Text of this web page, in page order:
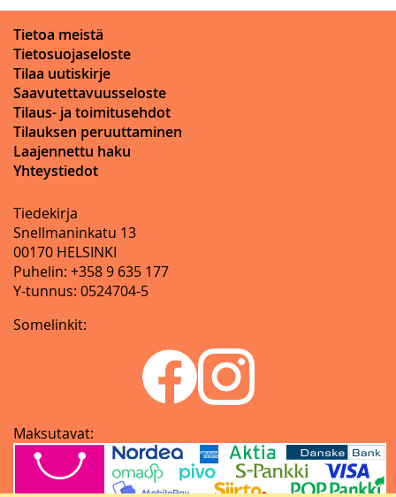
Tietoa meistä
Tietosuojaseloste
Tilaa uutiskirje
Saavutettavuusseloste
Tilaus- ja toimitusehdot
Tilauksen peruuttaminen
Laajennettu haku
Yhteystiedot
Tiedekirja
Snellmaninkatu 13
00170 HELSINKI
Puhelin: +358 9 635 177
Y-tunnus: 0524704-5
Somelinkit:
Maksutavat: